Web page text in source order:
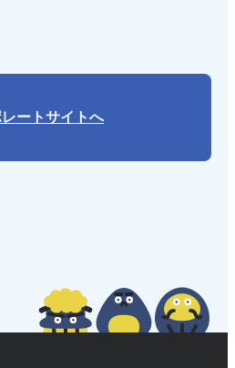
ートサイトへ